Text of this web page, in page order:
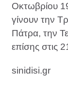
Οκτωβρίου
γίνουν την
Πάτρα, την
επίσης στις
sinidisi.gr